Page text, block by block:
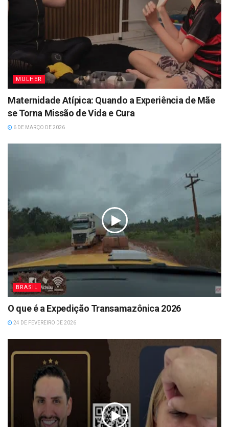
MULHER
Maternidade Atípica: Quando a Experiência de Mãe
se Torna Missão de Vida e Cura
6 DE MARÇO DE 2026
BRASIL
O que é a Expedição Transamazônica 2026
24 DE FEVEREIRO DE 2026